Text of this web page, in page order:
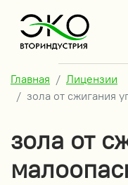
Главная
Лицензии
зола от сжигания
зола от